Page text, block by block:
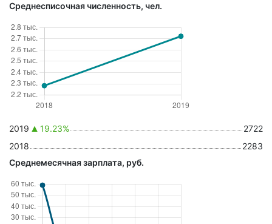
Среднесписочная численность, чел.
2019 19.23%
2722
2018
2283
Среднемесячная зарплата, руб.